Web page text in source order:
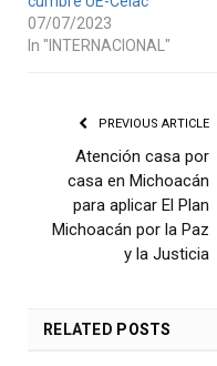
07/07/2023
In "INTERNACIONAL"
PREVIOUS ARTICLE
Atención casa por
casa en Michoacán
para aplicar El Plan
Michoacán por la Paz
y la Justicia
RELATED POSTS